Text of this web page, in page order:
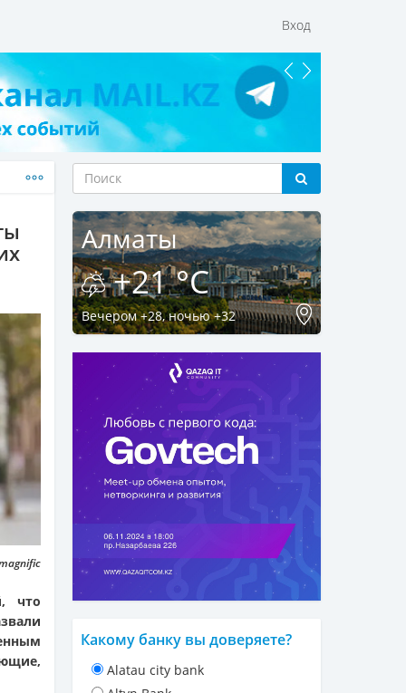
Вход
что
Алматы
+21 °C
Вечером +28, ночью +32
Какому банку вы доверяете?
Alatau city bank